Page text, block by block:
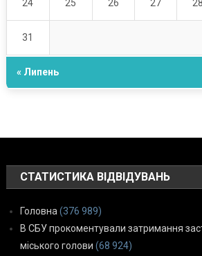
24 25 26 27 28
31
« Липень
СТАТИСТИКА ВІДВІДУВАНЬ
Головна (376 989)
В СБУ прокоментували затримання
міського голови (68 924)